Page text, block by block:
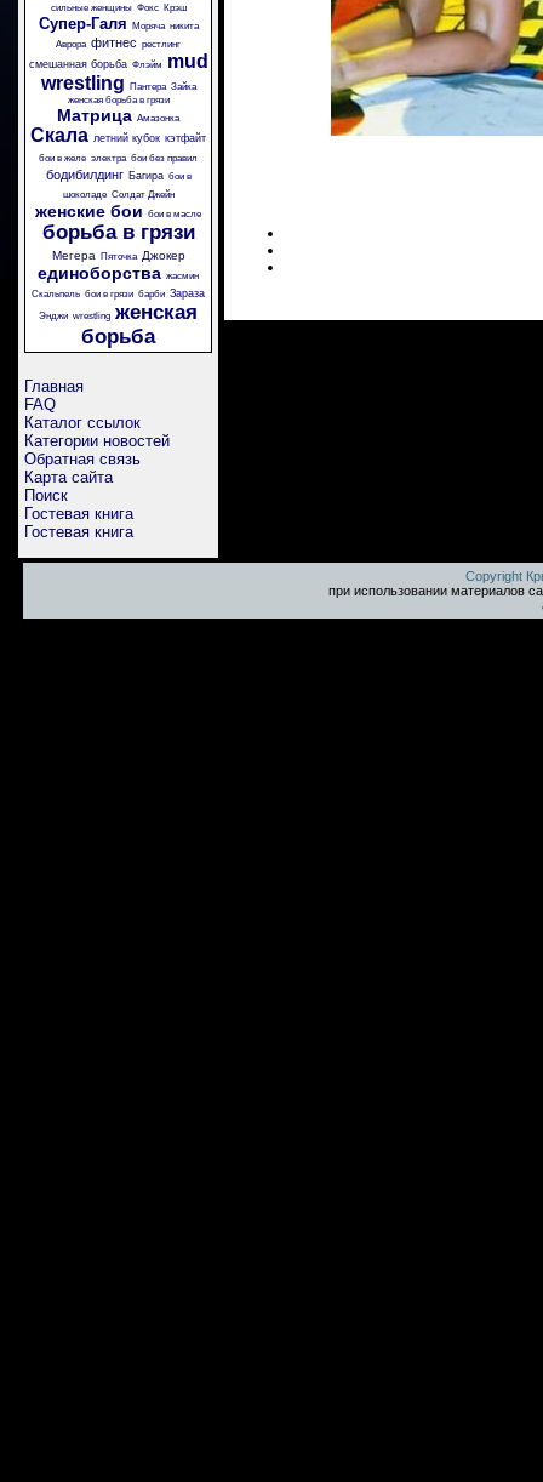
сильные женщины Фокс Крэш
Супер-Галя Моряча никита
Аврора фитнес рестлинг
смешанная борьба Флэйм
mud
wrestling
Пантера Зайка
женская борьба в грязи
Матрица Амазонка
Скала летний кубок кэтфайт
бои в желе электра бои без правил
бодибилдинг Багира бои в
шоколаде Солдат Джейн
женские бои бои в масле
борьба в грязи
Мегера Пяточка Джокер
единоборства жасмин
Скальпель бои в грязи барби Зараза
Энджи wrestling женская
борьба
Главная
FAQ
Каталог ссылок
Категории новостей
Обратная связь
Карта сайта
Поиск
Гостевая книга
Гостевая книга
Copyright
при использовании материалов